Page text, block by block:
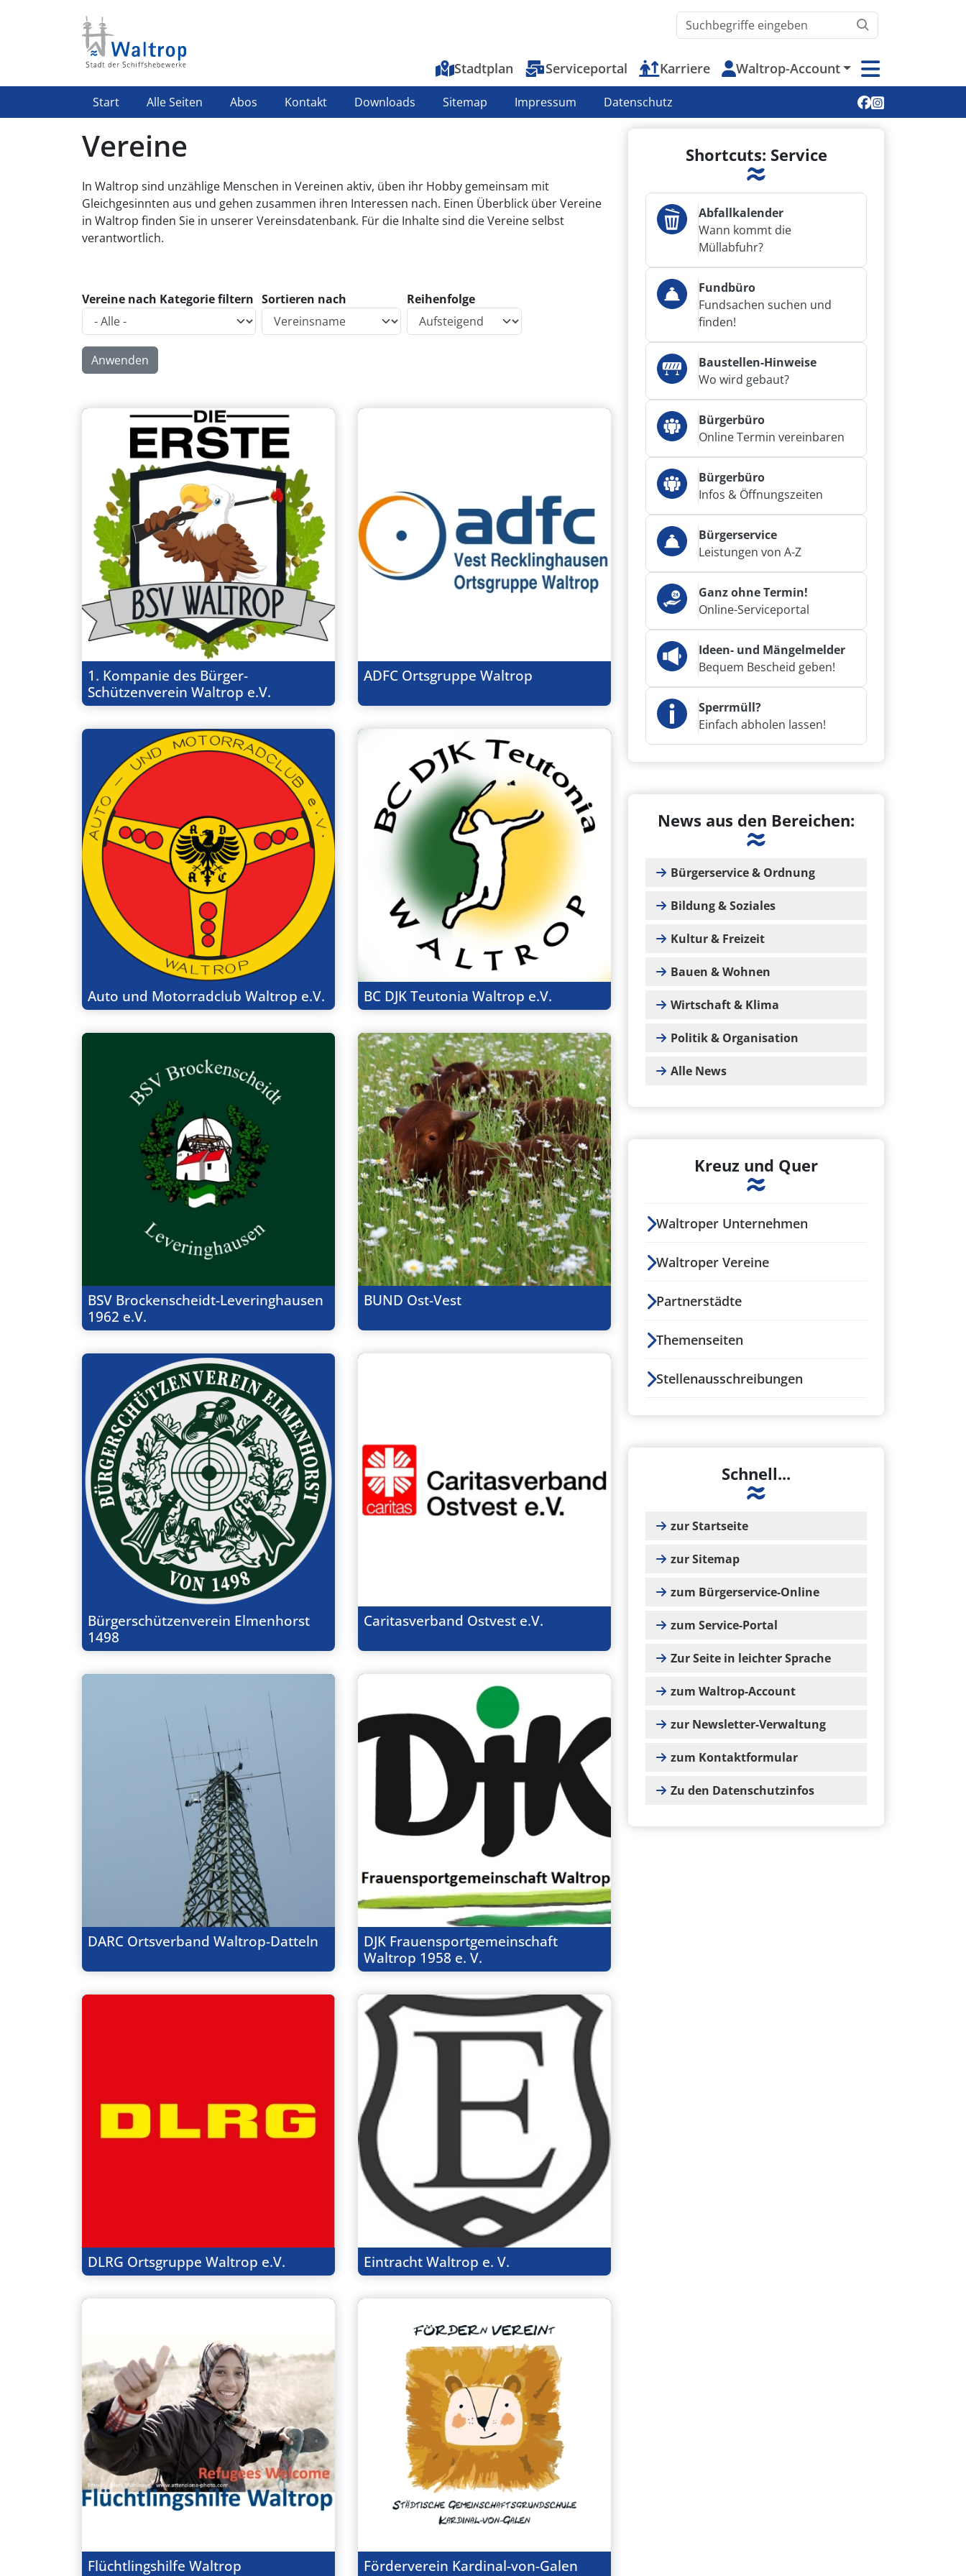
Waltrop.de durchsuchen
Top-Menu
Stadtplan Serviceportal Karriere Waltrop-Account
Highlight Menü
Start Alle Seiten Abos Kontakt Downloads Sitemap Impressum Datenschutz Soziale Medien
Vereine
In Waltrop sind unzählige Menschen in Vereinen aktiv, üben ihr Hobby gemeinsam mit
Gleichgesinnten aus und gehen zusammen ihren Interessen nach. Einen Überblick über Vereine
in Waltrop finden Sie in unserer Vereinsdatenbank. Für die Inhalte sind die Vereine selbst
verantwortlich.
Vereine nach Kategorie filtern Sortieren nach Reihenfolge
1. Kompanie des Bürger-
Schützenverein Waltrop e.V.
ADFC Ortsgruppe Waltrop
Auto und Motorradclub Waltrop e.V. BC DJK Teutonia Waltrop e.V.
BSV Brockenscheidt-Leveringhausen
1962 e.V.
BUND Ost-Vest
Bürgerschützenverein Elmenhorst
1498
Caritasverband Ostvest e.V.
DARC Ortsverband Waltrop-Datteln
DJK Frauensportgemeinschaft
Waltrop 1958 e. V.
DLRG Ortsgruppe Waltrop e.V. Eintracht Waltrop e. V.
Flüchtlingshilfe Waltrop
Förderverein Kardinal-von-Galen
Shortcuts: Service
Abfallkalender
Wann kommt die
Müllabfuhr?
Fundbüro
Fundsachen suchen und
finden!
Baustellen-Hinweise
Wo wird gebaut?
Bürgerbüro
Online Termin vereinbaren
Bürgerbüro
Infos & Öffnungszeiten
Bürgerservice
Leistungen von A-Z
Ganz ohne Termin!
Online-Serviceportal
Ideen- und Mängelmelder
Bequem Bescheid geben!
Sperrmüll?
Einfach abholen lassen!
News aus den Bereichen:
Bürgerservice & Ordnung
Bildung & Soziales
Kultur & Freizeit
Bauen & Wohnen
Wirtschaft & Klima
Politik & Organisation
Alle News
Kreuz und Quer
Waltroper Unternehmen
Waltroper Vereine
Partnerstädte
Themenseiten
Stellenausschreibungen
Schnell...
zur Startseite
zur Sitemap
zum Bürgerservice-Online
zum Service-Portal
Zur Seite in leichter Sprache
zum Waltrop-Account
zur Newsletter-Verwaltung
zum Kontaktformular
Zu den Datenschutzinfos